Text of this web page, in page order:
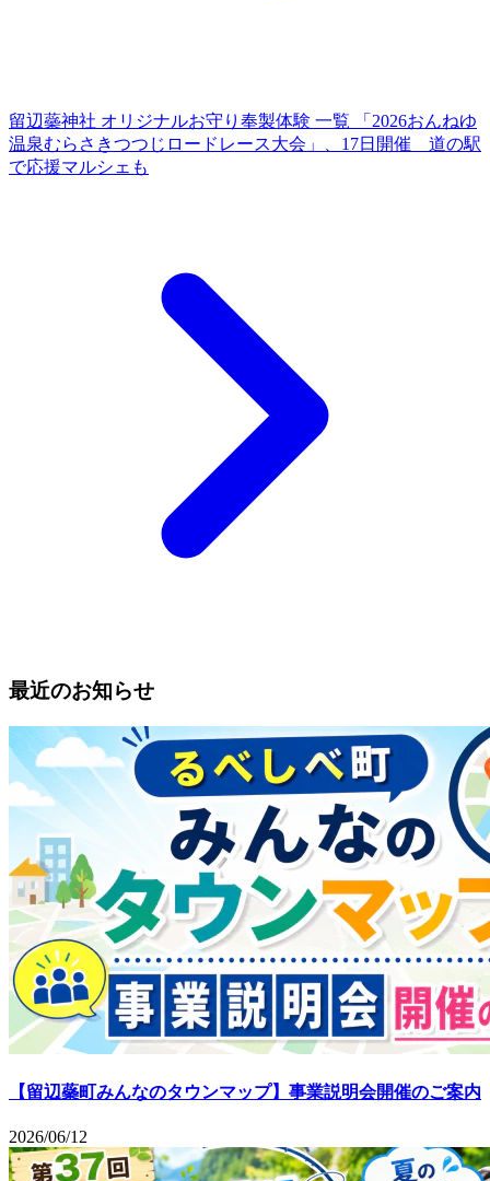
留辺蘂神社 オリジナルお守り奉製体験 一覧
「2026おんねゆ
温泉むらさきつつじロードレース大会」、17日開催 道の駅
で応援マルシェも
最近のお知らせ
【留辺蘂町みんなのタウンマップ】事業説明会開催のご案内
2026/06/12